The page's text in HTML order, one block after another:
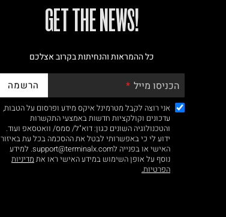
!GET THE NEWS
כל ההמראות והנחיתות בקרוב אצלכם
הכניסו מייל הרשמה
אני רוצה לקבל מטרמינל איקס מידע ופרסום על הטבות,
עדכונים וקולקציות חדשות באמצעי התקשרות
והטכנולוגיה השונים כגון: דוא"ל/ סמס/ וואטסאפ ועוד.
ידוע לי כי באפשרותי לבטל את ההסכמה בכל עת באיזור
האישי או בפנייה לsupport@terminalx.com. למידע
נוסף על אופן השימוש במידע האישי ראו את מדיניות
הפרטיות.